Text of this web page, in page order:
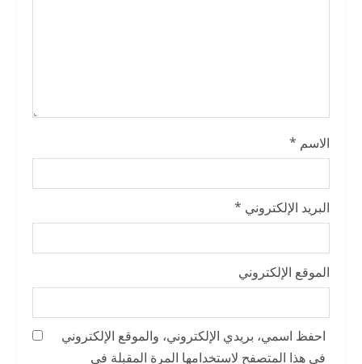
الاسم *
البريد الإلكتروني *
الموقع الإلكتروني
احفظ اسمي، بريدي الإلكتروني، والموقع الإلكتروني
في هذا المتصفح لاستخدامها المرة المقبلة في